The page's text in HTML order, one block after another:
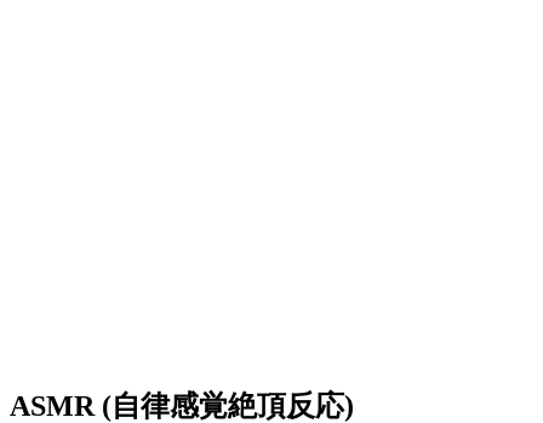
ASMR (自律感覚絶頂反応)